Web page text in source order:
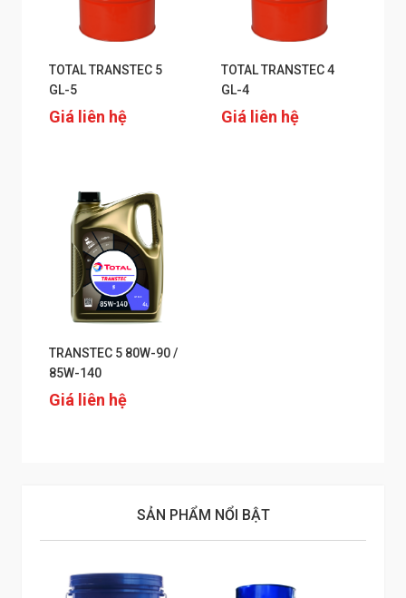
TOTAL TRANSTEC 5
GL-5
Giá liên hệ
TOTAL TRANSTEC 4
GL-4
Giá liên hệ
TRANSTEC 5 80W-90 /
85W-140
Giá liên hệ
SẢN PHẨM NỔI BẬT